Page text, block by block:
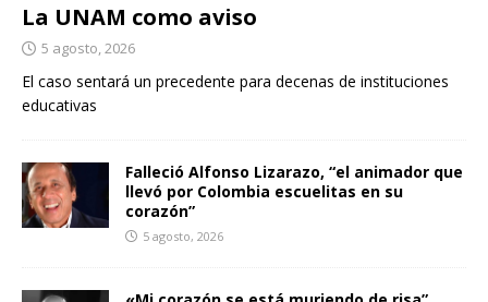
La UNAM como aviso
5 agosto, 2026
El caso sentará un precedente para decenas de instituciones
educativas
Falleció Alfonso Lizarazo, “el animador que
llevó por Colombia escuelitas en su
corazón”
5 agosto, 2026